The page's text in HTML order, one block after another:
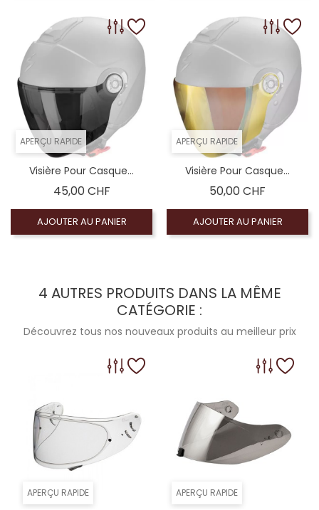
APERÇU RAPIDE
Visière Pour Casque...
45,00 CHFPrix
AJOUTER AU PANIER
APERÇU RAPIDE
Visière Pour Casque...
50,00 CHF
AJOUTER AU PANIER
4 AUTRES PRODUITS DANS LA MÊME
CATÉGORIE :
Découvrez tous nos nouveaux produits au meilleur prix
APERÇU RAPIDE APERÇU RAPIDE